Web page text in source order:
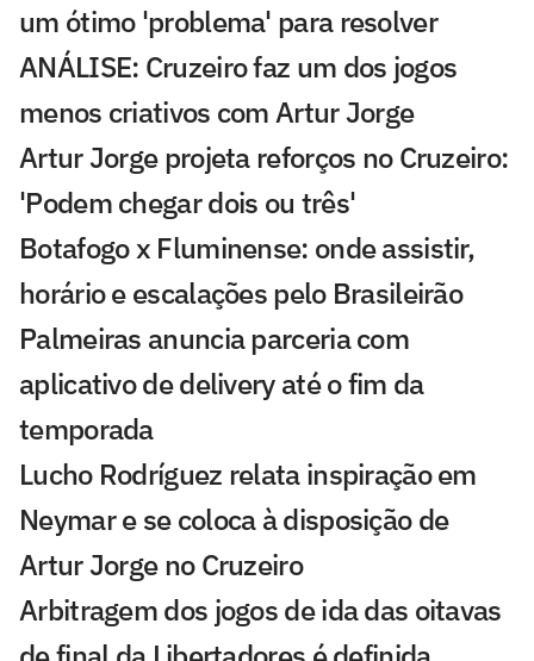
um ótimo 'problema' para resolver
ANÁLISE: Cruzeiro faz um dos jogos
menos criativos com Artur Jorge
Artur Jorge projeta reforços no Cruzeiro:
'Podem chegar dois ou três'
Botafogo x Fluminense: onde assistir,
horário e escalações pelo Brasileirão
Palmeiras anuncia parceria com
aplicativo de delivery até o fim da
temporada
Lucho Rodríguez relata inspiração em
Neymar e se coloca à disposição de
Artur Jorge no Cruzeiro
Arbitragem dos jogos de ida das oitavas